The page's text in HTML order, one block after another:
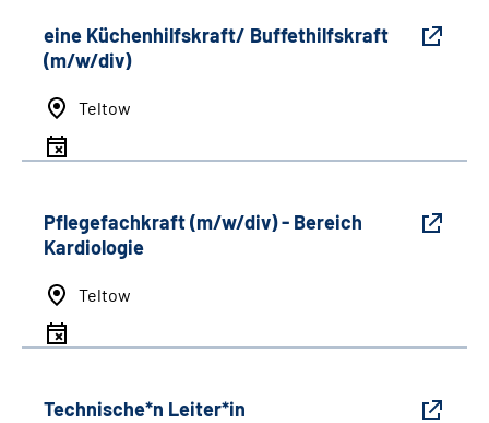
eine Küchenhilfskraft/ Buffethilfskraft
(m/w/div)
Teltow
Pflegefachkraft (m/w/div) - Bereich
Kardiologie
Teltow
Technische*n Leiter*in